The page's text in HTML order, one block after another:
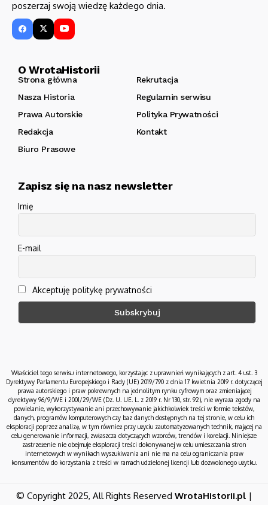
poszerzaj swoją wiedzę każdego dnia.
O WrotaHistorii
Strona główna
Rekrutacja
Nasza Historia
Regulamin serwisu
Prawa Autorskie
Polityka Prywatności
Redakcja
Kontakt
Biuro Prasowe
Zapisz się na nasz newsletter
Imię
E-mail
Akceptuję politykę prywatności
Właściciel tego serwisu internetowego, korzystając z uprawnień wynikających z art. 4 ust. 3
Dyrektywy Parlamentu Europejskiego i Rady (UE) 2019/790 z dnia 17 kwietnia 2019 r. dotyczącej
prawa autorskiego i praw pokrewnych na jednolitym rynku cyfrowym oraz zmieniającej
dyrektywy 96/9/WE i 2001/29/WE (Dz. U. UE. L. z 2019 r. Nr 130, str. 92), nie wyraża zgody na
powielanie, wykorzystywanie ani przechowywanie jakichkolwiek treści w formie tekstów,
danych, programów komputerowych czy baz danych dostępnych na tej stronie, w celu ich
eksploracji poprzez analizę, w tym również przy użyciu zautomatyzowanych technik, mającej na
celu generowanie informacji, zwłaszcza dotyczących wzorców, trendów i korelacji. Niniejsze
zastrzeżenie nie obejmuje eksploracji treści dokonywanej w celu umieszczania stron
internetowych w wynikach wyszukiwania ani nie ma na celu ograniczania praw
konsumentów do korzystania z treści w ramach udzielonej licencji lub dozwolonego użytku.
© Copyright 2025, All Rights Reserved WrotaHistorii.pl |